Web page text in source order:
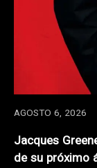
AGOSTO 6, 2026
Jacques
de su próximo